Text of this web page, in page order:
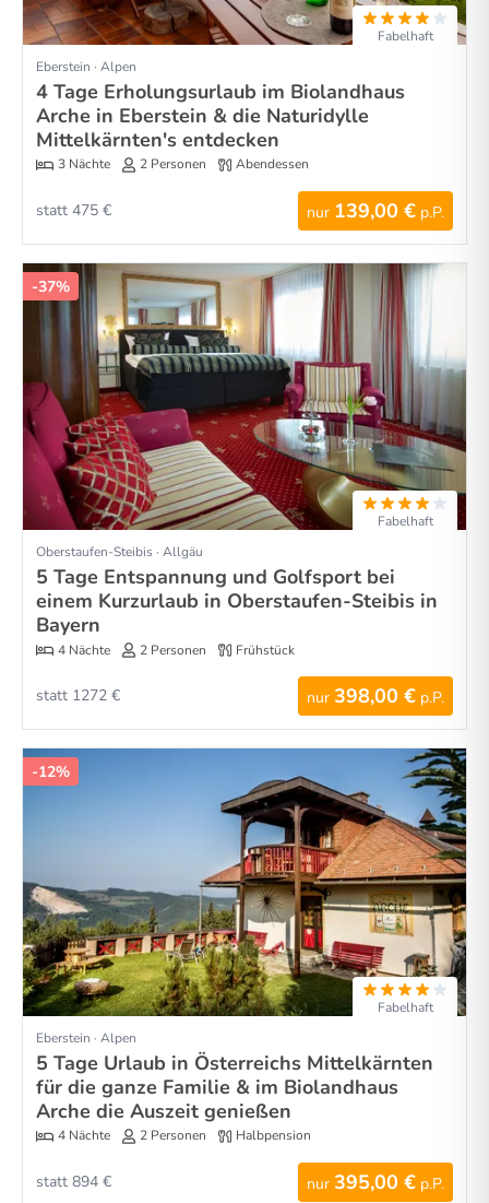
Fabelhaft
Eberstein · Alpen
4 Tage Erholungsurlaub im Biolandhaus
Arche in Eberstein & die Naturidylle
Mittelkärnten's entdecken
3 Nächte 2 Personen Abendessen
nur 139,00 € p.P.
statt 475 €
-37%
Fabelhaft
Oberstaufen-Steibis · Allgäu
5 Tage Entspannung und Golfsport bei
einem Kurzurlaub in Oberstaufen-Steibis in
Bayern
4 Nächte 2 Personen Frühstück
nur 398,00 € p.P.
statt 1272 €
-12%
Fabelhaft
Eberstein · Alpen
5 Tage Urlaub in Österreichs Mittelkärnten
für die ganze Familie & im Biolandhaus
Arche die Auszeit genießen
4 Nächte 2 Personen Halbpension
nur 395,00 € p.P.
statt 894 €